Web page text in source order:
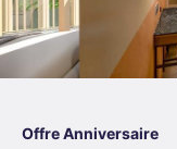
Offre Anniversaire